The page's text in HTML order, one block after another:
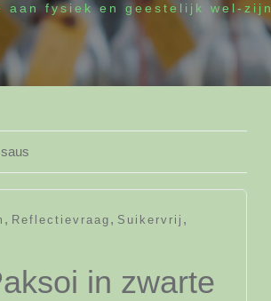
aan fysiek en geestelijk wel-zijn
, Reflectievraag , Suikervrij ,
in zwarte